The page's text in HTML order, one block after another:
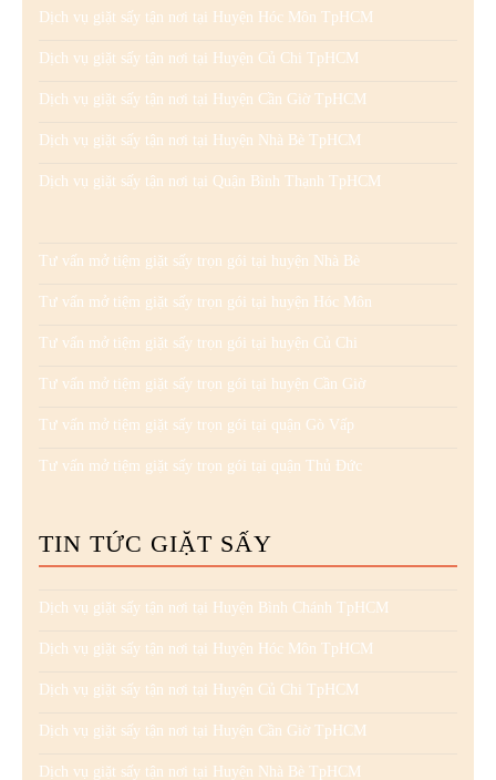
Dịch vụ giặt sấy tận nơi tại Huyện Hóc Môn TpHCM
Dịch vụ giặt sấy tận nơi tại Huyện Củ Chi TpHCM
Dịch vụ giặt sấy tận nơi tại Huyện Cần Giờ TpHCM
Dịch vụ giặt sấy tận nơi tại Huyện Nhà Bè TpHCM
Dịch vụ giặt sấy tận nơi tại Quận Bình Thạnh TpHCM
Tư vấn mở tiệm giặt sấy trọn gói tại huyện Nhà Bè
Tư vấn mở tiệm giặt sấy trọn gói tại huyện Hóc Môn
Tư vấn mở tiệm giặt sấy trọn gói tại huyện Củ Chi
Tư vấn mở tiệm giặt sấy trọn gói tại huyện Cần Giờ
Tư vấn mở tiệm giặt sấy trọn gói tại quận Gò Vấp
Tư vấn mở tiệm giặt sấy trọn gói tại quận Thủ Đức
TIN TỨC GIẶT SẤY
Dịch vụ giặt sấy tận nơi tại Huyện Bình Chánh TpHCM
Dịch vụ giặt sấy tận nơi tại Huyện Hóc Môn TpHCM
Dịch vụ giặt sấy tận nơi tại Huyện Củ Chi TpHCM
Dịch vụ giặt sấy tận nơi tại Huyện Cần Giờ TpHCM
Dịch vụ giặt sấy tận nơi tại Huyện Nhà Bè TpHCM